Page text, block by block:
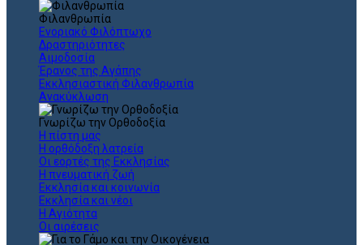
Φιλανθρωπία
Ενοριακό Φιλόπτωχο
Δραστηριότητες
Αιμοδοσία
Έρανος της Αγάπης
Εκκλησιαστική Φιλανθρωπία
Ανακύκλωση
Γνωρίζω την Ορθοδοξία
Η πίστη μας
Η ορθόδοξη λατρεία
Οι εορτές της Εκκλησίας
Η πνευματική ζωή
Εκκλησία και κοινωνία
Εκκλησία και νέοι
Η Αγιότητα
Οι αιρέσεις